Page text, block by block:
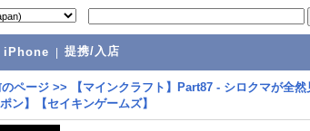
iPhone 提携/入店
ページ >>
【マインクラフト】Part87 - シロクマが全然
ン】【セイキンゲームズ】